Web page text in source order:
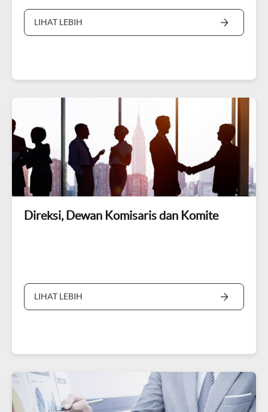
LIHAT LEBIH
Direksi, Dewan Komisaris dan Komite
LIHAT LEBIH